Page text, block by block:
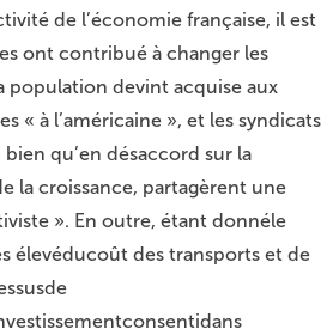
de l’économie française, il est
ont contribué à changer les
population devint acquise aux
« à l’américaine », et les syndicats
qu’en désaccord sur la
la croissance, partagèrent une
». En outre, étant donnéle
élevéducoût des transports et de